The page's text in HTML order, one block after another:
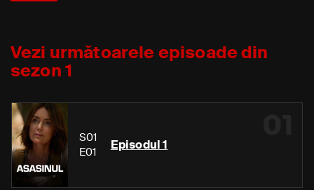
Vezi următoarele episoade din
sezon 1
S01
E01
Episodul 1